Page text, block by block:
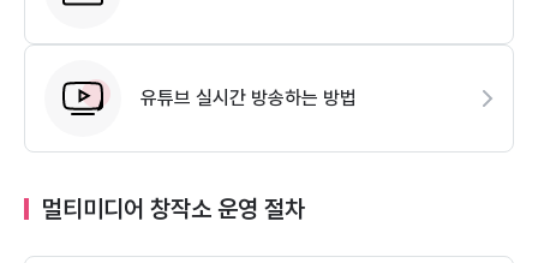
유튜브 실시간 방송하는 방법
멀티미디어 창작소 운영 절차